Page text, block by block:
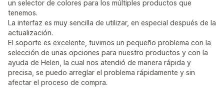
un selector de colores para los múltiples productos que
tenemos.
La interfaz es muy sencilla de utilizar, en especial después de la
actualización.
El soporte es excelente, tuvimos un pequeño problema con la
selección de unas opciones para nuestro productos y con la
ayuda de Helen, la cual nos atendió de manera rápida y
precisa, se puedo arreglar el problema rápidamente y sin
afectar el proceso de compra.